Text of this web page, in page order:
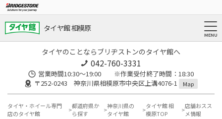
タイヤ館 相模原
タイヤのことならブリヂストンのタイヤ館へ
042-760-3331
営業時間10:30～19:00 ※作業受付終了時間：18:30
〒252-0243 神奈川県相模原市中央区上溝4076-1
Map
タイヤ・ホイール専門
店のタイヤ館
都道府県か
ら探す
神奈川県の
タイヤ館
タイヤ館 相
模原TOP
店舗おスス
メ情報